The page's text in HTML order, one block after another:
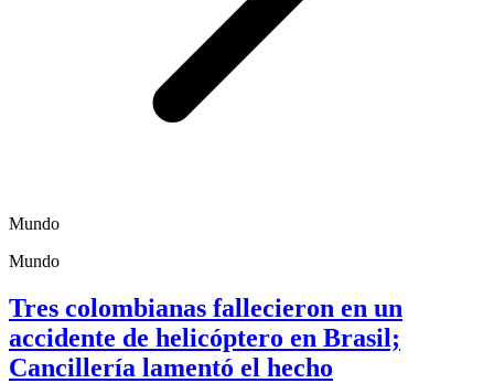
Mundo
Mundo
Tres colombianas fallecieron en un
accidente de helicóptero en Brasil;
Cancillería lamentó el hecho